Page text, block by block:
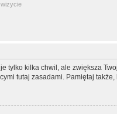
tylko kilka chwil, ale zwiększa
tutaj zasadami. Pamiętaj